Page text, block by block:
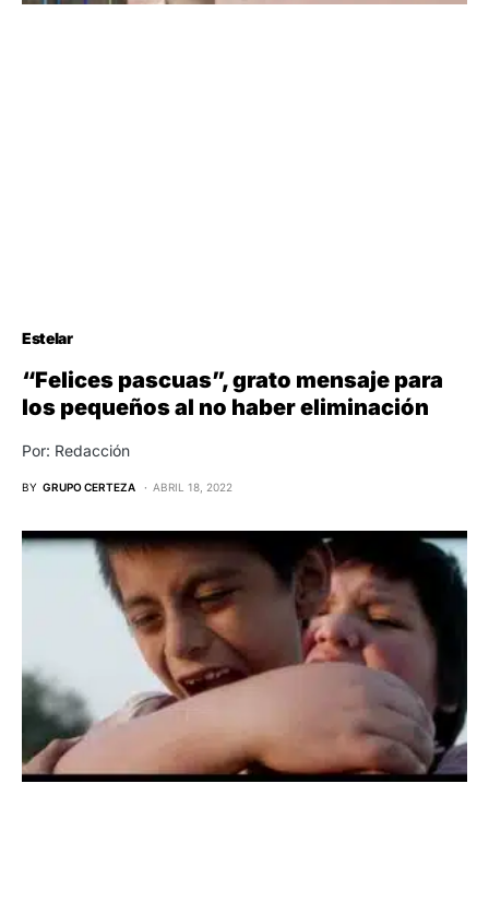
Estelar
“Felices pascuas”, grato mensaje para
los pequeños al no haber eliminación
Por: Redacción
BY GRUPO CERTEZA ABRIL 18, 2022